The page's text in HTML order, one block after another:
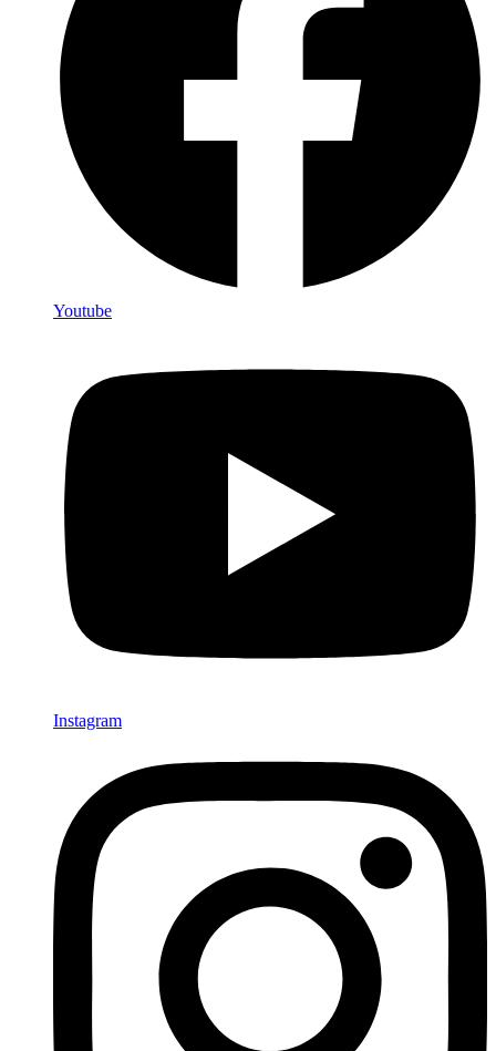
Youtube
Instagram